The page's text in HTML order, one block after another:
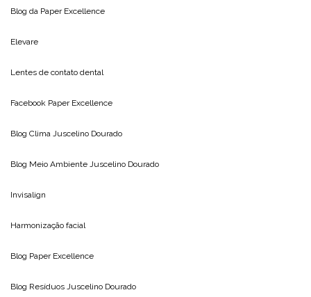
Blog da Paper Excellence
Elevare
Lentes de contato dental
Facebook Paper Excellence
Blog Clima Juscelino Dourado
Blog Meio Ambiente Juscelino Dourado
Invisalign
Harmonização facial
Blog Paper Excellence
Blog Resíduos Juscelino Dourado